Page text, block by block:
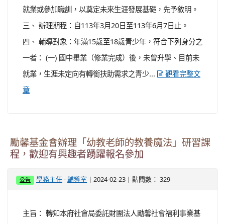
就業或參加職訓，以奠定未來生涯發展基礎，先予敘明。
三、 辦理期程：自113年3月20日至113年6月7日止。
四、 輔導對象：年滿15歲至18歲青少年，符合下列身分之
一者： (一) 國中畢業（修業完成）後，未曾升學、目前未
就業，生涯未定向有轉銜扶助需求之青少...
觀看完整文
章
勵馨基金會辦理「幼教老師的教養魔法」研習課
程，歡迎有興趣者踴躍報名參加
公告 學務主任 -輔導室 | 2024-02-23 | 點閱數： 329
主旨： 轉知本府社會局委託財團法人勵馨社會福利事業基